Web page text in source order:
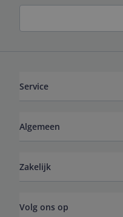
Service
Algemeen
Zakelijk
Volg ons op